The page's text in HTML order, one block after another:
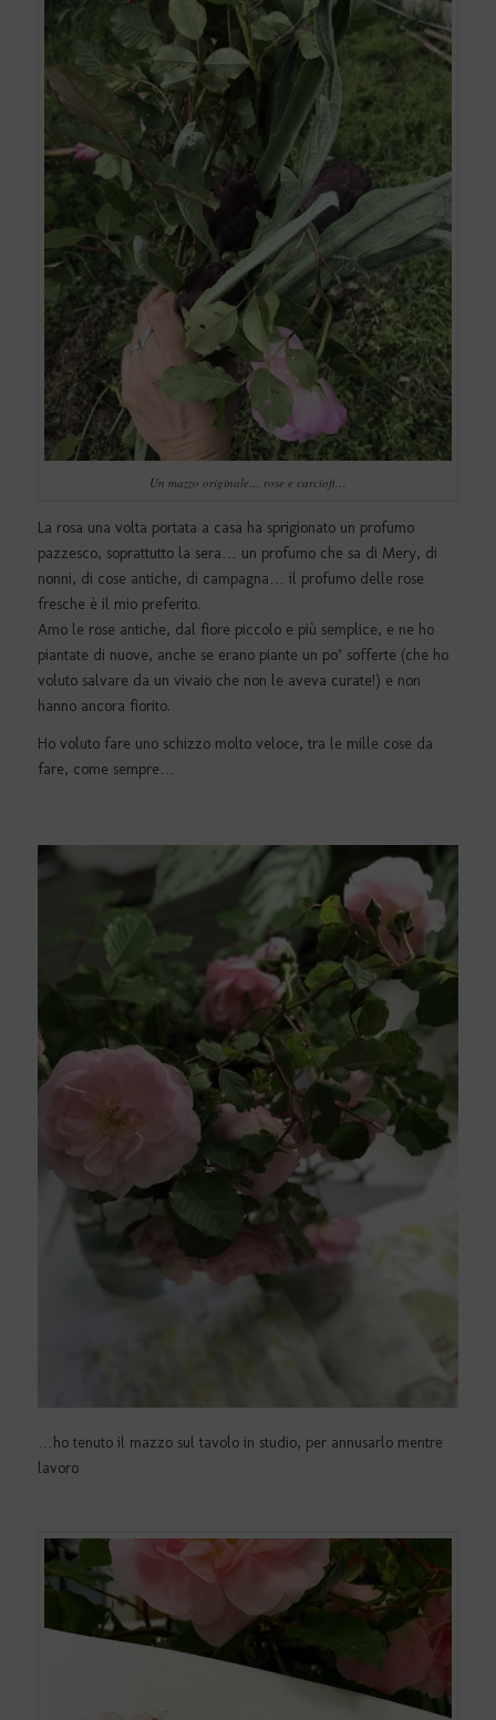
Un mazzo originale… rose e carciofi…
La rosa una volta portata a casa ha sprigionato un profumo
pazzesco, soprattutto la sera… un profumo che sa di Mery, di
nonni, di cose antiche, di campagna… il profumo delle rose
fresche è il mio preferito.
Amo le rose antiche, dal fiore piccolo e più semplice, e ne ho
piantate di nuove, anche se erano piante un po’ sofferte (che ho
voluto salvare da un vivaio che non le aveva curate!) e non
hanno ancora fiorito.
Ho voluto fare uno schizzo molto veloce, tra le mille cose da
fare, come sempre…
…ho tenuto il mazzo sul tavolo in studio, per annusarlo mentre
lavoro